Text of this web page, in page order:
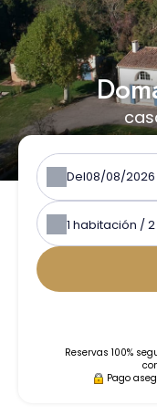
Del
1 habitación /2
Reservas 100%
Pago